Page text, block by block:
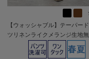
【ウォッシャブル】テーパー
ツリネンライクメランジ生地
FFICE春夏【レディース】